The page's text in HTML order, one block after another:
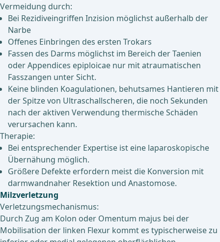
Vermeidung durch:
Bei Rezidiveingriffen Inzision möglichst außerhalb der
Narbe
Offenes Einbringen des ersten Trokars
Fassen des Darms möglichst im Bereich der Taenien
oder Appendices epiploicae nur mit atraumatischen
Fasszangen unter Sicht.
Keine blinden Koagulationen, behutsames Hantieren mit
der Spitze von Ultraschallscheren, die noch Sekunden
nach der aktiven Verwendung thermische Schäden
verursachen kann.
Therapie:
Bei entsprechender Expertise ist eine laparoskopische
Übernähung möglich.
Größere Defekte erfordern meist die Konversion mit
darmwandnaher Resektion und Anastomose.
Milzverletzung
Verletzungsmechanismus:
Durch Zug am Kolon oder Omentum majus bei der
Mobilisation der linken Flexur kommt es typischerweise zu